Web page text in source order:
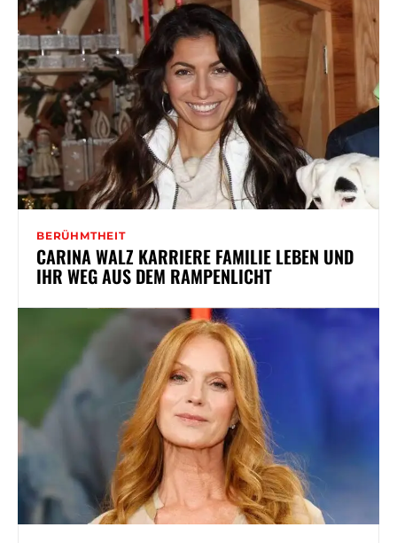
BERÜHMTHEIT
CARINA WALZ KARRIERE FAMILIE LEBEN UND
IHR WEG AUS DEM RAMPENLICHT